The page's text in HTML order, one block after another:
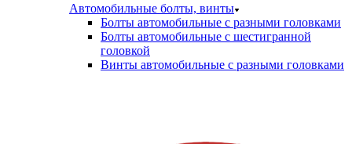
Автомобильные болты, винты
Болты автомобильные с разными головками
Болты автомобильные с шестигранной
головкой
Винты автомобильные с разными головками